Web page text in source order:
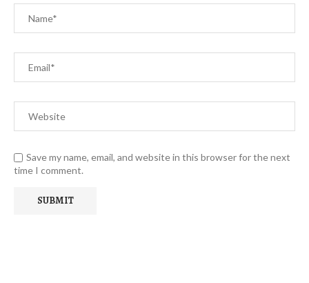
Save my name, email, and website in this browser for the next
time I comment.